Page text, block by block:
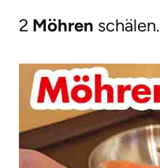
2 Möhren schälen.